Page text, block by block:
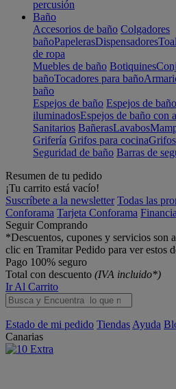
percusión
Baño
Accesorios de baño Colgadores
bañoPapelerasDispensadores
de ropa
Muebles de baño Botiquines
bañoTocadores para baño
baño
Espejos de baño Espejos de
iluminadosEspejos de baño con
Sanitarios BañerasLavabos
Grifería Grifos para cocina
Seguridad de baño Barras de
Resumen de tu pedido
¡Tu carrito está vacío!
Suscríbete a la newsletter Todas las
Conforama Tarjeta Conforama
Seguir Comprando
*Descuentos, cupones y servicios son
clic en Tramitar Pedido para ver estos
Pago 100% seguro
Total con descuento (IVA incluido*)
Ir Al Carrito
Estado de mi pedido Tiendas Ayuda
Canarias